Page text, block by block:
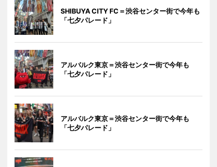
SHIBUYA CITY FC＝渋谷センター街で今年も
「七夕パレード」
アルバルク東京＝渋谷センター街で今年も
「七夕パレード」
アルバルク東京＝渋谷センター街で今年も
「七夕パレード」